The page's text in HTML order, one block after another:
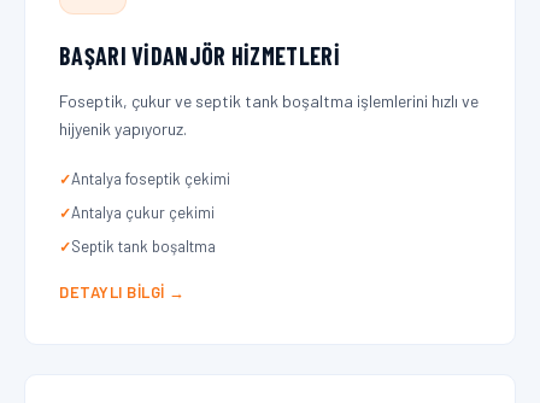
BAŞARI VIDANJÖR HIZMETLERI
Foseptik, çukur ve septik tank boşaltma işlemlerini hızlı ve
hijyenik yapıyoruz.
Antalya foseptik çekimi
Antalya çukur çekimi
Septik tank boşaltma
DETAYLI BILGI →